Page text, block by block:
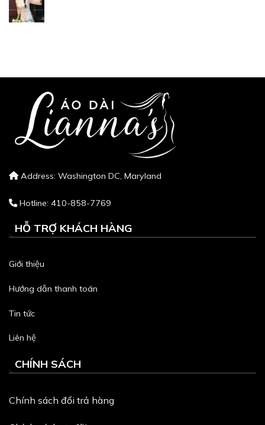
Address: Washington DC, Maryland
Hotline: 410-858-7769
HỖ TRỢ KHÁCH HÀNG
Giới thiệu
Hướng dẫn thanh toán
Tin tức
Liên hệ
CHÍNH SÁCH
Chính sách đổi trả hàng